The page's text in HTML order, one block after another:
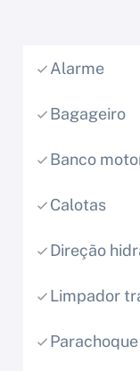
Alarme
Bagageiro
Banco
Calotas
Direção
Limpador